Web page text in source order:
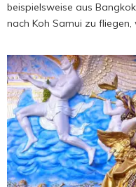
beispielsweise aus
nach Koh Samui zu